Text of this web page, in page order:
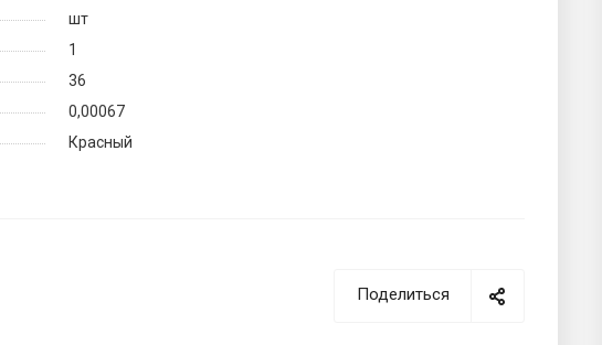
шт
1
36
0,00067
Красный
Поделиться